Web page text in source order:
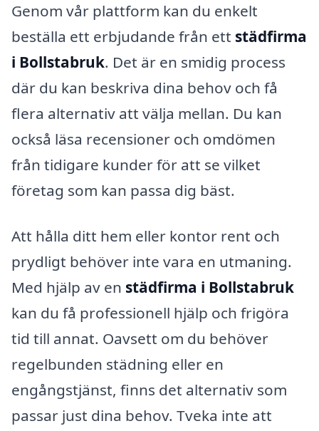
Genom vår plattform kan du enkelt
beställa ett erbjudande från ett städfirma
i Bollstabruk. Det är en smidig process
där du kan beskriva dina behov och få
flera alternativ att välja mellan. Du kan
också läsa recensioner och omdömen
från tidigare kunder för att se vilket
företag som kan passa dig bäst.
Att hålla ditt hem eller kontor rent och
prydligt behöver inte vara en utmaning.
Med hjälp av en städfirma i Bollstabruk
kan du få professionell hjälp och frigöra
tid till annat. Oavsett om du behöver
regelbunden städning eller en
engångstjänst, finns det alternativ som
passar just dina behov. Tveka inte att